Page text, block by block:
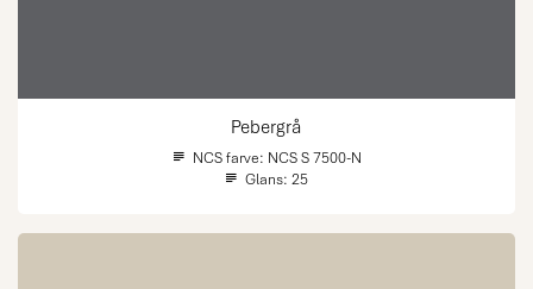
Pebergrå
NCS farve: NCS S 7500-N
Glans:25